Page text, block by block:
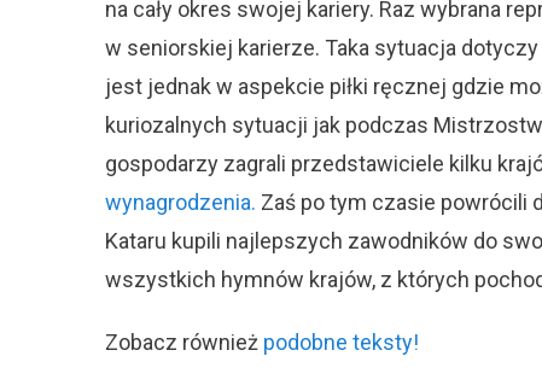
na cały okres swojej kariery. Raz wybrana
w seniorskiej karierze. Taka sytuacja
jest jednak w aspekcie piłki ręcznej gdzie
kuriozalnych sytuacji jak podczas
gospodarzy zagrali przedstawiciele kilku
wynagrodzenia. Zaś po tym czasie powrócili
Kataru kupili najlepszych zawodników do
wszystkich hymnów krajów, z których
Zobacz również podobne teksty!